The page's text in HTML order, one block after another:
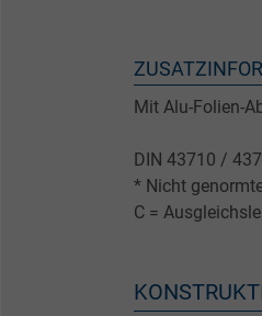
Mit Alu-Folien-
DIN 43710 /
* Nicht
C =